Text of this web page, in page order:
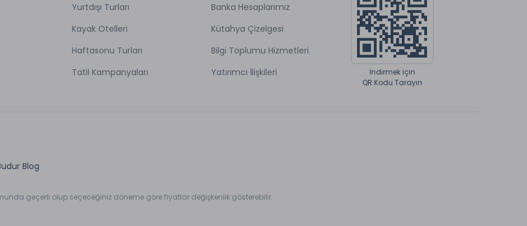
Yurtdışı Turları
Kayak Otelleri
Haftasonu Turları
Tatil Kampanyaları
Banka Hesaplarımız
Kütahya Çizelgesi
Bilgi Toplumu Hizmetleri
Yatırımcı İlişkileri
İndirmek için
QR Kodu Tarayın
Blog
geçerli olup seçeceğiniz döneme göre fiyatlar değişkenlik gösterebilir.